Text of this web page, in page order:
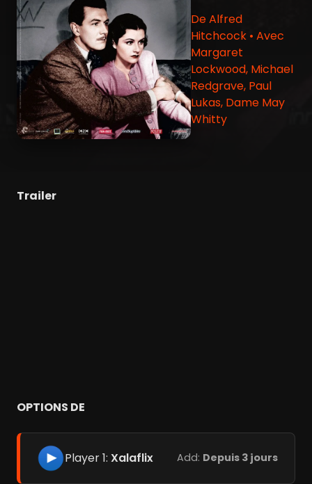
De Alfred
Hitchcock • Avec
Margaret
Lockwood, Michael
Redgrave, Paul
Lukas, Dame May
Whitty
Trailer
OPTIONS DE
Player 1: Xalaflix Add: Depuis 3 jours